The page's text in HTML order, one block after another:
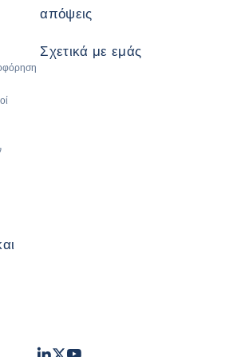
απόψεις
Σχετικά με εμάς
LinkedIn
TwitterYoutube